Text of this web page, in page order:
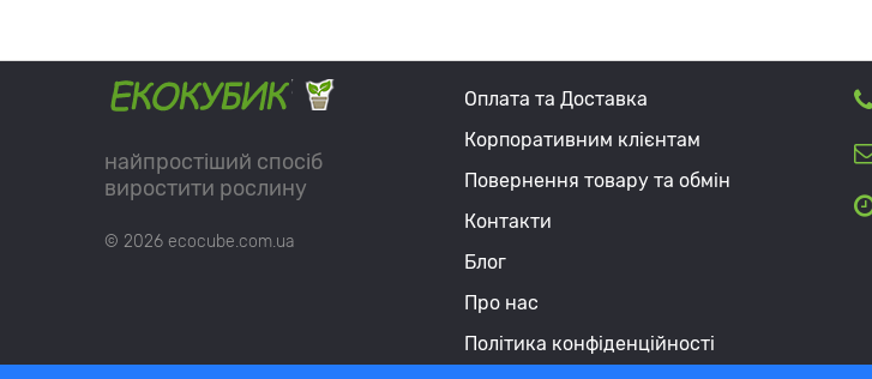
найпростіший спосіб
виростити рослину
© 2026 ecocube.com.ua
Оплата та Доставка
Корпоративним клієнтам
Повернення товару та обмін
Контакти
Блог
Про нас
Політика конфіденційності